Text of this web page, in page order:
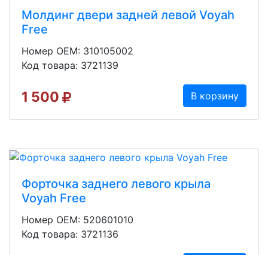
Молдинг двери задней левой Voyah
Free
Номер OEM: 310105002
Код товара: 3721139
1 500 В корзину
Форточка заднего левого крыла
Voyah Free
Номер OEM: 520601010
Код товара: 3721136